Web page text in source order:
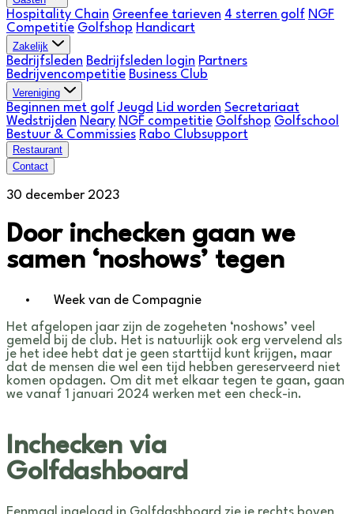
Hospitality Chain Greenfee tarieven 4 sterren golf NGF
Competitie Golfshop Handicart
Zakelijk
Bedrijfsleden Bedrijfsleden login Partners
Bedrijvencompetitie Business Club
Vereniging
Beginnen met golf Jeugd Lid worden Secretariaat
Wedstrijden Neary NGF competitie Golfshop Golfschool
Bestuur & Commissies Rabo Clubsupport
Restaurant
Contact
30 december 2023
Door inchecken gaan we
samen ‘noshows’ tegen
Week van de Compagnie
Het afgelopen jaar zijn de zogeheten ‘noshows’ veel
gemeld bij de club. Het is natuurlijk ook erg vervelend als
je het idee hebt dat je geen starttijd kunt krijgen, maar
dat de mensen die wel een tijd hebben gereserveerd niet
komen opdagen. Om dit met elkaar tegen te gaan, gaan
we vanaf 1 januari 2024 werken met een check-in.
Inchecken via
Golfdashboard